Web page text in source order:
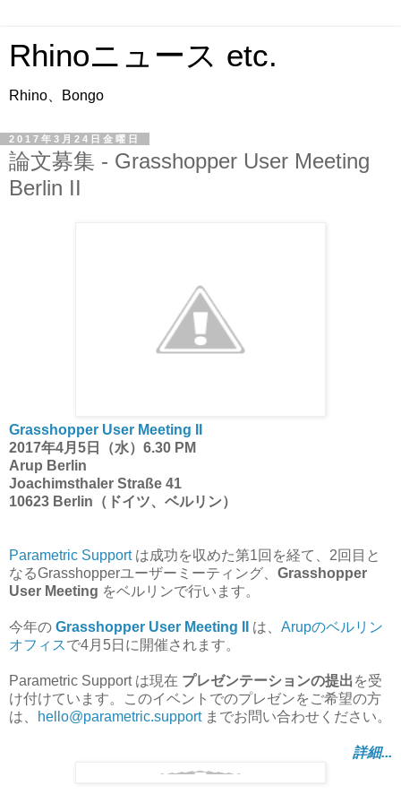
Rhinoニュース etc.
Rhino、Bongo
2017年3月24日金曜日
論文募集 - Grasshopper User Meeting
Berlin II
Grasshopper User Meeting II
2017年4月5日（水）6.30 PM
Arup Berlin
Joachimsthaler Straße 41
10623 Berlin（ドイツ、ベルリン）
Parametric Supportは成功を収めた第1回を経て、2回目と
なるGrasshopperユーザーミーティング、 Grasshopper
User Meeting をベルリンで行います。
今年の Grasshopper User Meeting II は、 Arupのベルリン
オフィスで4月5日に開催されます。
Parametric Support は現在 プレゼンテーションの提出 を受
け付けています。このイベントでのプレゼンをご希望の方
は、
hello@parametric.supportまでお問い合わせください。
詳細...